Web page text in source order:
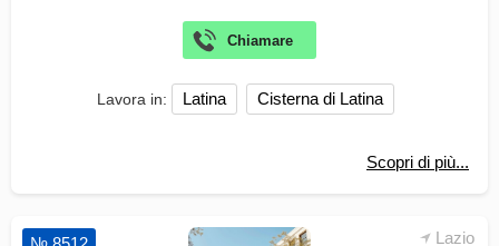
Lavora in: Latina Cisterna di Latina
Scopri di più...
Lazio